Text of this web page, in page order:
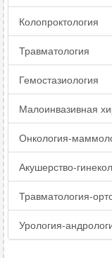
Колопроктология
Травматология
Гемостазиология
Малоинвазивная
Онкология-
Акушерство-
Травматология-
Урология-